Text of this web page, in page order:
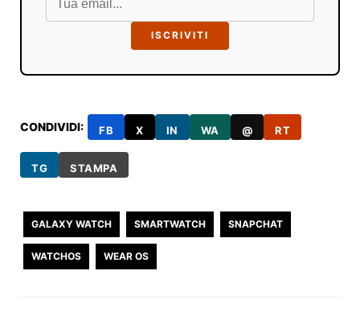
ISCRIVITI
CONDIVIDI: FB X IN WA @ RT
TG STAMPA
GALAXY WATCH SMARTWATCH SNAPCHAT
WATCHOS WEAR OS